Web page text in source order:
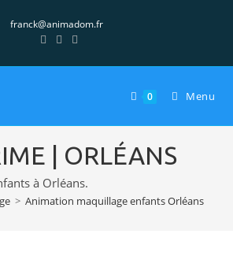
franck@animadom.fr
0 Menu
| ORLÉANS
à Orléans.
> Animation maquillage enfants Orléans